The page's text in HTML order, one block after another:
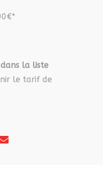
la liste
le tarif de